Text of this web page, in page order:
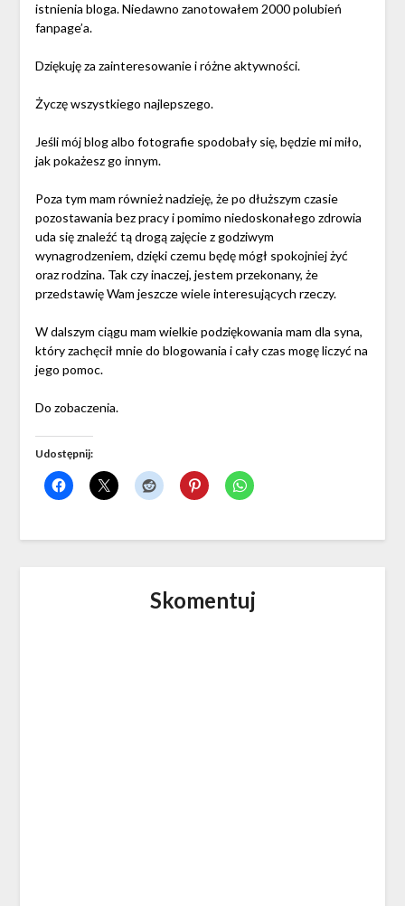
istnienia bloga. Niedawno zanotowałem 2000 polubień
fanpage’a.
Dziękuję za zainteresowanie i różne aktywności.
Życzę wszystkiego najlepszego.
Jeśli mój blog albo fotografie spodobały się, będzie mi miło,
jak pokażesz go innym.
Poza tym mam również nadzieję, że po dłuższym czasie
pozostawania bez pracy i pomimo niedoskonałego zdrowia
uda się znaleźć tą drogą zajęcie z godziwym
wynagrodzeniem, dzięki czemu będę mógł spokojniej żyć
oraz rodzina. Tak czy inaczej, jestem przekonany, że
przedstawię Wam jeszcze wiele interesujących rzeczy.
W dalszym ciągu mam wielkie podziękowania mam dla syna,
który zachęcił mnie do blogowania i cały czas mogę liczyć na
jego pomoc.
Do zobaczenia.
Udostępnij:
Skomentuj